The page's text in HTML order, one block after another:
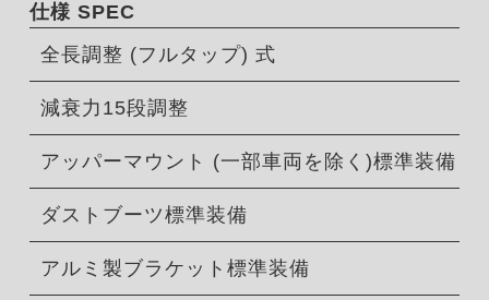
仕様 SPEC
全長調整 (フルタップ) 式
減衰力15段調整
アッパーマウント (一部車両を除く)標準装備
ダストブーツ標準装備
アルミ製ブラケット標準装備